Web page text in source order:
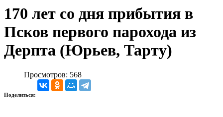
170 лет со дня прибытия в
Псков первого парохода из
Дерпта (Юрьев, Тарту)
Просмотров: 568
Поделиться: